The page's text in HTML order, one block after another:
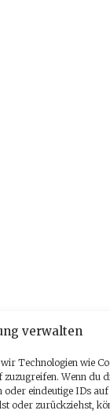
verwalten
Technologien wie
Wenn du
eindeutige IDs auf
oder zurückziehst,